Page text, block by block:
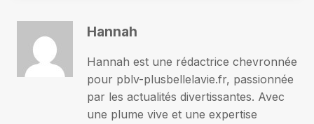
Hannah
Hannah est une rédactrice chevronnée
pour pblv-plusbellelavie.fr, passionnée
par les actualités divertissantes. Avec
une plume vive et une expertise